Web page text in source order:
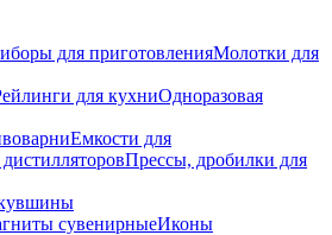
для приготовленияМолотки для
для кухниОдноразовая
Емкости для
Прессы, дробилки для
сувенирныеИконы